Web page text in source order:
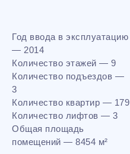
Год ввода в эксплуатацию
— 2014
Количество этажей — 9
Количество подъездов —
3
Количество квартир — 179
Количество лифтов — 3
Общая площадь
помещений — 8454 м²